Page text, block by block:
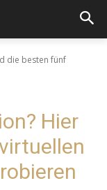
die besten fünf
Hier